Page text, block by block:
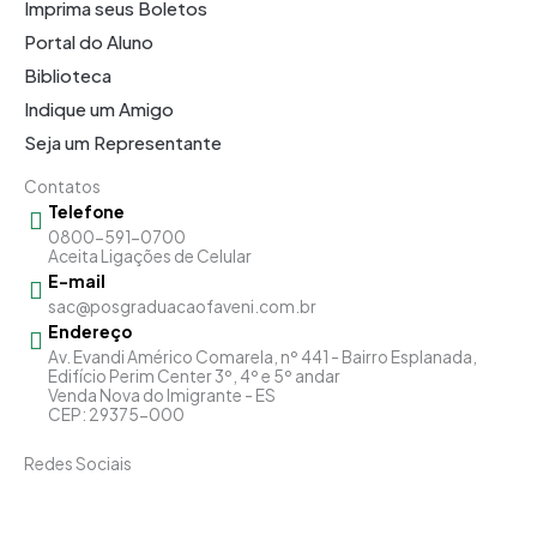
Imprima seus Boletos
Portal do Aluno
Biblioteca
Indique um Amigo
Seja um Representante
Contatos
Telefone
0800-591-0700
Aceita Ligações de Celular
E-mail
sac@posgraduacaofaveni.com.br
Endereço
Av. Evandi Américo Comarela, nº 441 - Bairro Esplanada,
Edifício Perim Center 3º, 4º e 5º andar
Venda Nova do Imigrante - ES
CEP: 29375-000
Redes Sociais